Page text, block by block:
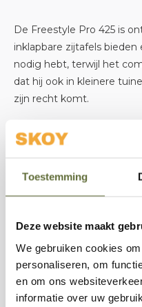
Toestemming
Deze website maakt
We gebruiken cookies
personaliseren, om
en om ons
informatie over uw
De Freestyle Pro 425 is
inklapbare zijtafels
nodig hebt, terwijl het
dat hij ook in kleinere
zijn recht komt.
Waarom kiezen voor
4 krachtige branders
gesearde steaks
Gietijzeren WAVE™
warmteverdeling